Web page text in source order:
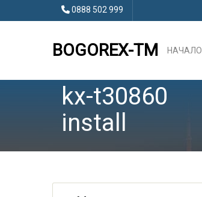
0888 502 999
BOGOREX-TM НАЧАЛО
kx-t30860
install